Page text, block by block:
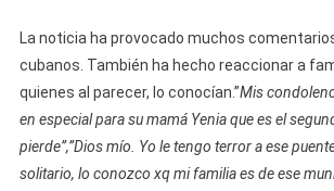
La noticia ha provocado muchos
cubanos. También ha hecho reaccionar a
quienes al parecer, lo conocían.”Mis
en especial para su mamá Yenia que es el
pierde”,”Dios mío. Yo le tengo terror a ese
solitario, lo conozco xq mi familia es de ese